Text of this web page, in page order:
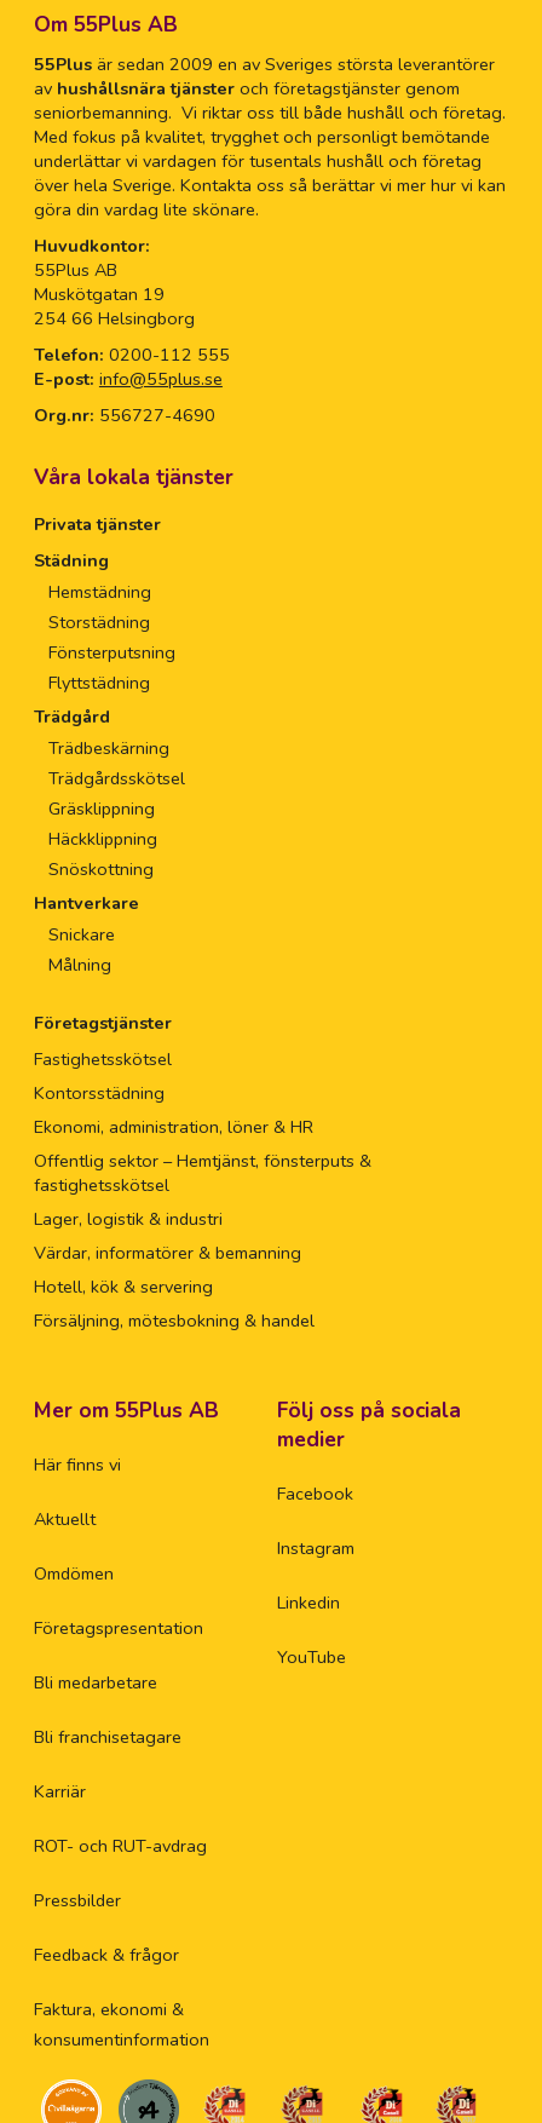
Om 55Plus AB
55Plusär sedan 2009 en av Sveriges största leverantörer
av hushållsnära tjänsteroch företagstjänster genom
seniorbemanning. Vi riktar oss till både hushåll och företag.
Med fokus på kvalitet, trygghet och personligt bemötande
underlättar vi vardagen för tusentals hushåll och företag
över hela Sverige. Kontakta oss så berättar vi mer hur vi kan
göra din vardag lite skönare.
Huvudkontor:
55Plus AB
Muskötgatan 19
254 66 Helsingborg
Telefon: 0200-112 555
E-post: info@55plus.se
Org.nr: 556727-4690
Våra lokala tjänster
Privata tjänster
Städning
Hemstädning
Storstädning
Fönsterputsning
Flyttstädning
Trädgård
Trädbeskärning
Trädgårdsskötsel
Gräsklippning
Häckklippning
Snöskottning
Hantverkare
Snickare
Målning
Företagstjänster
Fastighetsskötsel
Kontorsstädning
Ekonomi, administration, löner & HR
Offentlig sektor – Hemtjänst, fönsterputs &
fastighetsskötsel
Lager, logistik & industri
Värdar, informatörer & bemanning
Hotell, kök & servering
Försäljning, mötesbokning & handel
Mer om 55Plus AB
Här finns vi
Aktuellt
Omdömen
Företagspresentation
Bli medarbetare
Bli franchisetagare
Karriär
ROT- och RUT-avdrag
Pressbilder
Feedback & frågor
Faktura, ekonomi &
konsumentinformation
Följ oss på sociala
medier
Facebook
Instagram
Linkedin
YouTube